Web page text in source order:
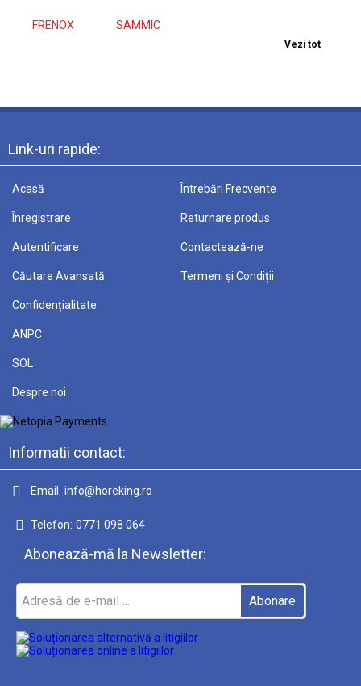
FRENOX SAMMIC
Vezi tot
Link-uri rapide:
Acasă
Înregistrare
Autentificare
Căutare Avansată
Întrebări Frecvente
Returnare produs
Contactează-ne
Termeni și Condiții
Confidențialitate
ANPC
SOL
Despre noi
Informatii contact:
Email: info@horeking.ro
Telefon: 0771 098 064
Abonează-mă la Newsletter: